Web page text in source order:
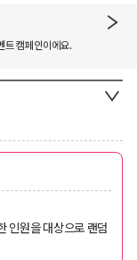
트 캠페인이에요.
인원을 대상으로 랜덤